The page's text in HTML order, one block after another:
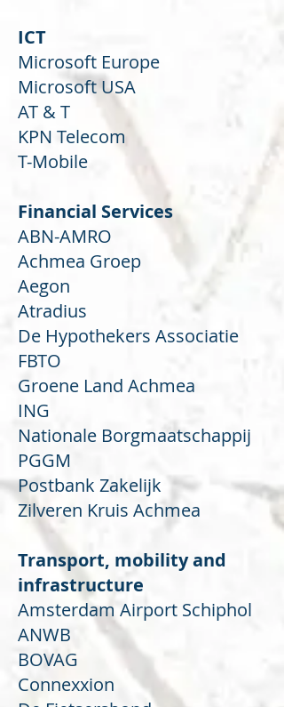
ICT
Microsoft Europe
Microsoft USA
AT & T
KPN Telecom
T-Mobile
Financial Services
ABN-AMRO
Achmea Groep
Aegon
Atradius
De Hypothekers Associatie
FBTO
Groene Land Achmea
ING
Nationale Borgmaatschappij
PGGM
Postbank Zakelijk
Zilveren Kruis Achmea
Transport, mobility and
infrastructure
Amsterdam Airport Schiphol
ANWB
BOVAG
Connexxion